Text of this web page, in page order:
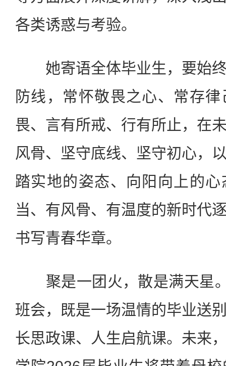
各类诱惑与考验。
她寄语全体毕业生，要始终
防线，常怀敬畏之心、常存
畏、言有所戒、行有所止，在
风骨、坚守底线、坚守初心，
踏实地的姿态、向阳向上的
当、有风骨、有温度的新时代
书写青春华章。
聚是一团火，散是满天星
班会，既是一场温情的毕业送
长思政课、人生启航课。未来